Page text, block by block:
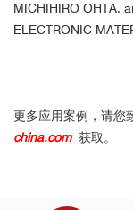
MICHIHIRO OHTA,
ELECTRONIC
更多应用案例，请您
china.com 获取。